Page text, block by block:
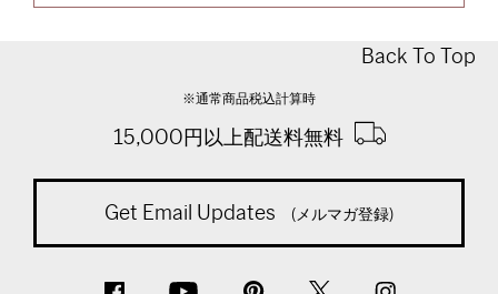
Back To Top
※通常商品税込計算時
15,000円以上配送料無料
Get Email Updates (メルマガ登録)